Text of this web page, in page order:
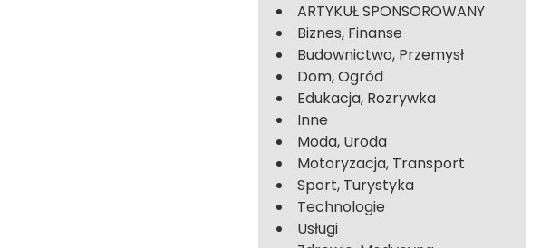
ARTYKUŁ SPONSOROWANY
Biznes, Finanse
Budownictwo, Przemysł
Dom, Ogród
Edukacja, Rozrywka
Inne
Moda, Uroda
Motoryzacja, Transport
Sport, Turystyka
Technologie
Usługi